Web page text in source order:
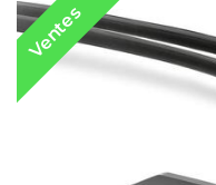
Ventes